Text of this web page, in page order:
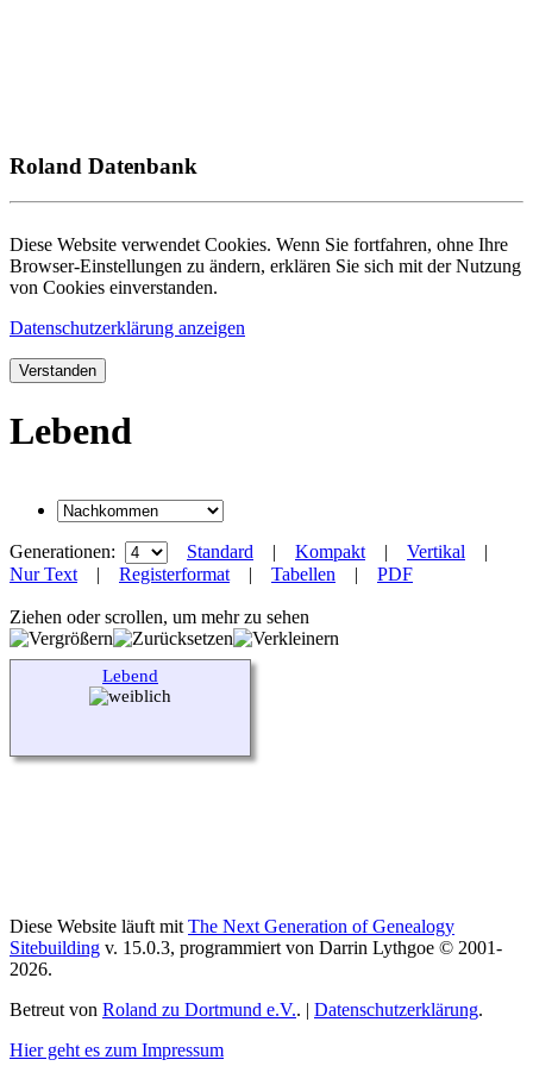
Roland Datenbank
Diese Website verwendet Cookies. Wenn Sie fortfahren, ohne Ihre
Browser-Einstellungen zu ändern, erklären Sie sich mit der Nutzung
von Cookies einverstanden.
Datenschutzerklärung anzeigen
Verstanden
Lebend
Generationen: Standard | Kompakt | Vertikal |
Nur Text | Registerformat | Tabellen | PDF
Ziehen oder scrollen, um mehr zu sehen
Lebend
Diese Website läuft mit The Next Generation of Genealogy
Sitebuilding v. 15.0.3, programmiert von Darrin Lythgoe © 2001-
2026.
Betreut von Roland zu Dortmund e.V.. | Datenschutzerklärung.
Hier geht es zum Impressum